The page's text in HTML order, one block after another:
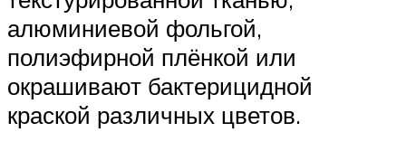
алюминиевой фольгой,
полиэфирной плёнкой или
окрашивают бактерицидной
краской различных цветов.